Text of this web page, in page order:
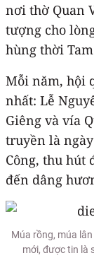
nơi thờ Quan
tượng cho
hùng thời
Mỗi năm, hội
nhất: Lễ
Giêng và vía
truyền là
Công, thu hút
đến dâng
Múa rồng, múa
mới, được tin là